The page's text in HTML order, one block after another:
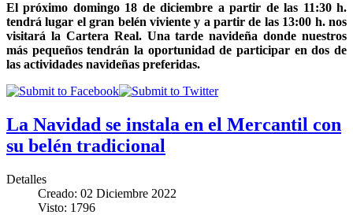
El próximo domingo 18 de diciembre a partir de las 11:30 h.
tendrá lugar el gran belén viviente y a partir de las 13:00 h. nos
visitará la Cartera Real. Una tarde navideña donde nuestros
más pequeños tendrán la oportunidad de participar en dos de
las actividades navideñas preferidas.
La Navidad se instala en el Mercantil con
su belén tradicional
Detalles
Creado: 02 Diciembre 2022
Visto: 1796